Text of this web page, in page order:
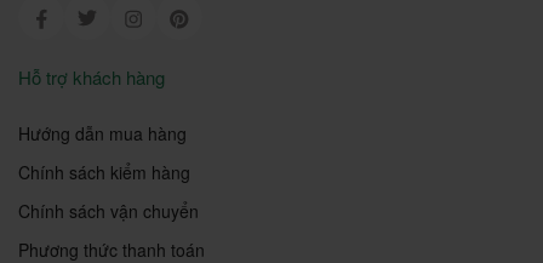
FacebookTwitter Instagram
Hỗ trợ khách hàng
Hướng dẫn mua hàng
Chính sách kiểm hàng
Chính sách vận chuyển
Phương thức thanh toán